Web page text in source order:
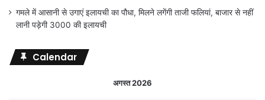
गमले में आसानी से उगाएं इलायची का पौधा, मिलने लगेंगी ताजी फलियां, बाजार से नहीं
लानी पड़ेगी 3000 की इलायची
Calendar
अगस्त 2026